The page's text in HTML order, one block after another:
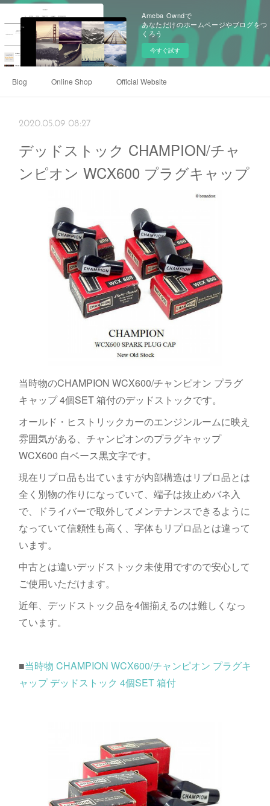
Ameba Owndで
あなただけのホームページやブログをつ
くろう
今すぐ試す
Blog Online Shop Official Website
2020.05.09 08:27
デッドストック CHAMPION/チャ
ンピオン WCX600 プラグキャップ
当時物のCHAMPION WCX600/チャンピオン プラグ
キャップ 4個SET 箱付のデッドストックです。
オールド・ヒストリックカーのエンジンルームに映え
雰囲気がある、チャンピオンのプラグキャップ
WCX600 白ベース黒文字です。
現在リプロ品も出ていますが内部構造はリプロ品とは
全く別物の作りになっていて、端子は抜止めバネ入
で、ドライバーで取外してメンテナンスできるように
なっていて信頼性も高く、字体もリプロ品とは違って
います。
中古とは違いデッドストック未使用ですので安心して
ご使用いただけます。
近年、デッドストック品を4個揃えるのは難しくなっ
ています。
■当時物 CHAMPION WCX600/チャンピオン プラグキ
ャップ デッドストック 4個SET 箱付